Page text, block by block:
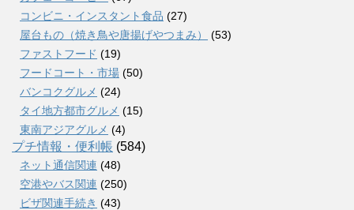
コンビニ・インスタント食品 (27)
屋台もの（焼き鳥や唐揚げやつまみ）
(53)
ファストフード (19)
フードコート・市場 (50)
バンコクグルメ (24)
タイ地方都市グルメ (15)
東南アジアグルメ (4)
プチ情報・便利帳 (584)
ネット通信関連 (48)
空港やバス関連 (250)
ビザ関連手続き (43)